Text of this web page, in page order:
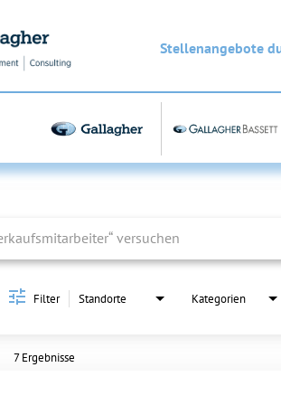
Stellenangebote
Filter Standorte Kategorien
7 Ergebnisse